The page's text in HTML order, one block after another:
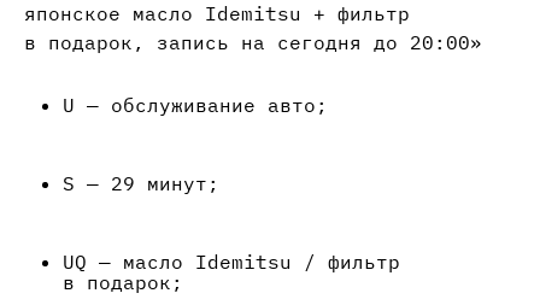
японское масло Idemitsu + фильтр
в подарок, запись на сегодня до 20:00»
U — обслуживание авто;
S — 29 минут;
UQ — масло Idemitsu / фильтр
в подарок;